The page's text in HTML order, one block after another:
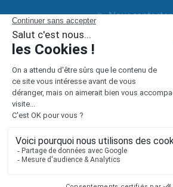
Nous contacter
Mentions légales
Vie privée
Plan du site
Accès rapide
Nos agences